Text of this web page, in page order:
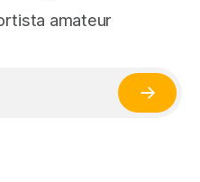
amateur